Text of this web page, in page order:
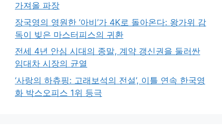
가져올 파장
장국영의 영원한 ‘아비’가 4K로 돌아온다: 왕가위 감
독이 빚은 마스터피스의 귀환
전세 4년 안심 시대의 종말, 계약 갱신권을 둘러싼
임대차 시장의 균열
‘사랑의 하츄핑: 고래보석의 전설’, 이틀 연속 한국영
화 박스오피스 1위 등극